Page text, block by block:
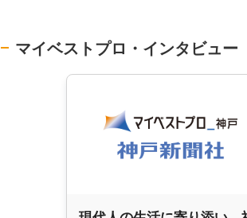
マイベストプロ・インタビュー